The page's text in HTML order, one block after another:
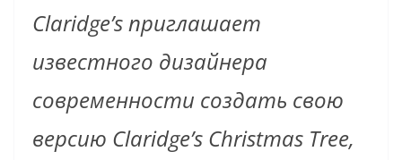
Claridge’s приглашает
известного дизайнера
современности создать свою
версию Claridge’s Christmas Tree,